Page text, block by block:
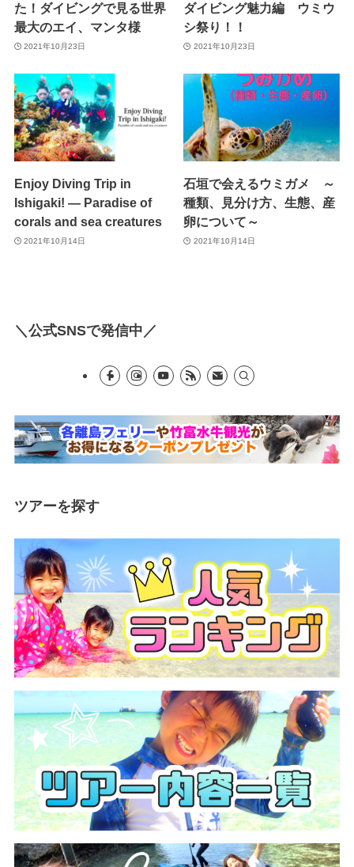
た！ダイビングで見る世界
最大のエイ、マンタ様
2021年10月23日
ダイビング魅力編 ウミウ
シ祭り！！
2021年10月23日
Enjoy Diving Trip in
Ishigaki! — Paradise of
corals and sea creatures
2021年10月14日
石垣で会えるウミガメ ～
種類、見分け方、生態、産
卵について～
2021年10月14日
＼公式SNSで発信中／
ツアーを探す